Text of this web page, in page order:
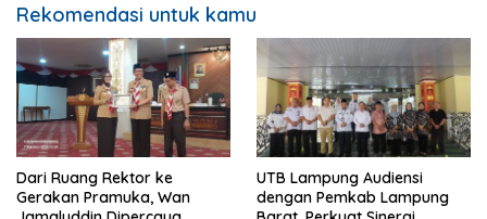
Rekomendasi untuk kamu
Dari Ruang Rektor ke
Gerakan Pramuka, Wan
UTB Lampung Audiensi
dengan Pemkab Lampung